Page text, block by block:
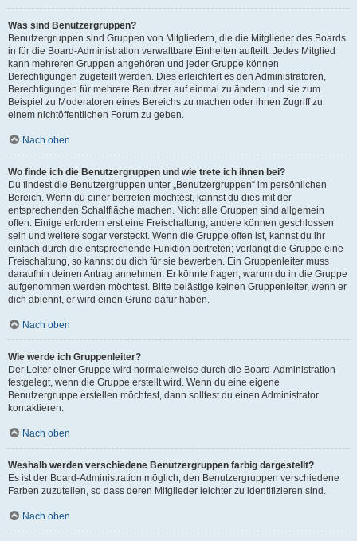
Was sind Benutzergruppen?
Benutzergruppen sind Gruppen von Mitgliedern, die die Mitglieder des Boards
in für die Board-Administration verwaltbare Einheiten aufteilt. Jedes Mitglied
kann mehreren Gruppen angehören und jeder Gruppe können
Berechtigungen zugeteilt werden. Dies erleichtert es den Administratoren,
Berechtigungen für mehrere Benutzer auf einmal zu ändern und sie zum
Beispiel zu Moderatoren eines Bereichs zu machen oder ihnen Zugriff zu
einem nichtöffentlichen Forum zu geben.
Nach oben
Wo finde ich die Benutzergruppen und wie trete ich ihnen bei?
Du findest die Benutzergruppen unter „Benutzergruppen“ im persönlichen
Bereich. Wenn du einer beitreten möchtest, kannst du dies mit der
entsprechenden Schaltfläche machen. Nicht alle Gruppen sind allgemein
offen. Einige erfordern erst eine Freischaltung, andere können geschlossen
sein und weitere sogar versteckt. Wenn die Gruppe offen ist, kannst du ihr
einfach durch die entsprechende Funktion beitreten; verlangt die Gruppe eine
Freischaltung, so kannst du dich für sie bewerben. Ein Gruppenleiter muss
daraufhin deinen Antrag annehmen. Er könnte fragen, warum du in die Gruppe
aufgenommen werden möchtest. Bitte belästige keinen Gruppenleiter, wenn er
dich ablehnt, er wird einen Grund dafür haben.
Nach oben
Wie werde ich Gruppenleiter?
Der Leiter einer Gruppe wird normalerweise durch die Board-Administration
festgelegt, wenn die Gruppe erstellt wird. Wenn du eine eigene
Benutzergruppe erstellen möchtest, dann solltest du einen Administrator
kontaktieren.
Nach oben
Weshalb werden verschiedene Benutzergruppen farbig dargestellt?
Es ist der Board-Administration möglich, den Benutzergruppen verschiedene
Farben zuzuteilen, so dass deren Mitglieder leichter zu identifizieren sind.
Nach oben